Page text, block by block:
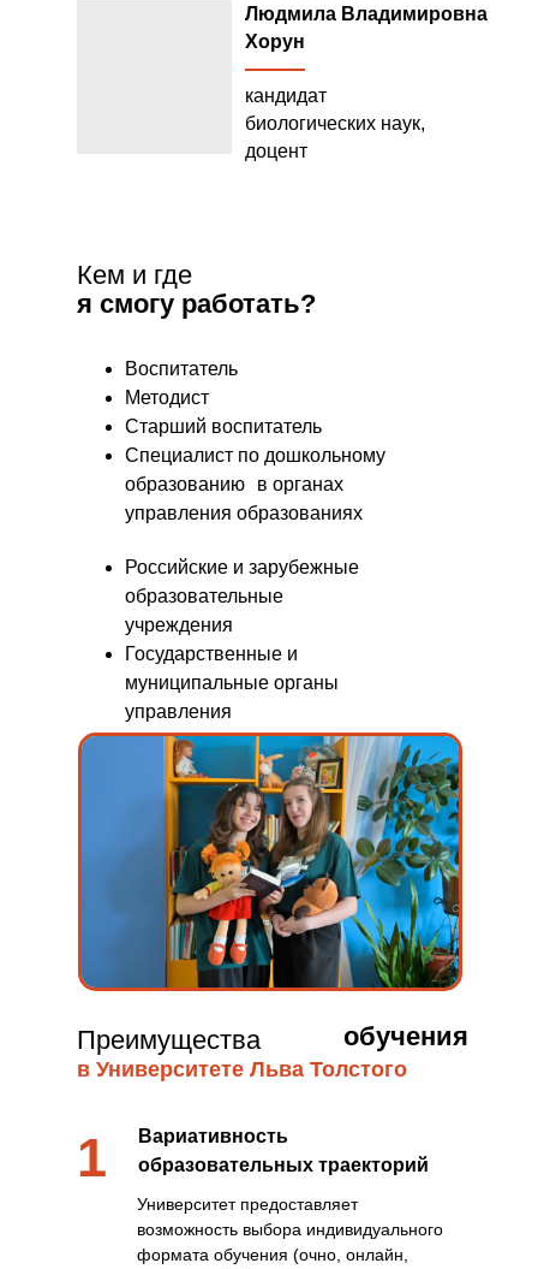
Людмила Владимировна
Хорун
кандидат
биологических наук,
доцент
я смогу работать?
Кем и где
Воспитатель
Методист
Старший воспитатель
Специалист по дошкольному
образованию в органах
управления образованиях
Российские и зарубежные
образовательные
учреждения
Государственные и
муниципальные органы
управления
образованием
1
Вариативность
образовательных траекторий
Университет предоставляет
возможность выбора индивидуального
формата обучения (очно, онлайн,
обучения
в Университете Льва Толстого
Преимущества